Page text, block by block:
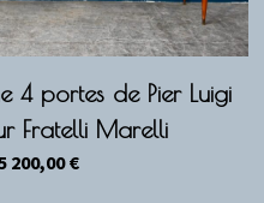
4 portes de Pier Luigi
Fratelli Marelli
200,00€